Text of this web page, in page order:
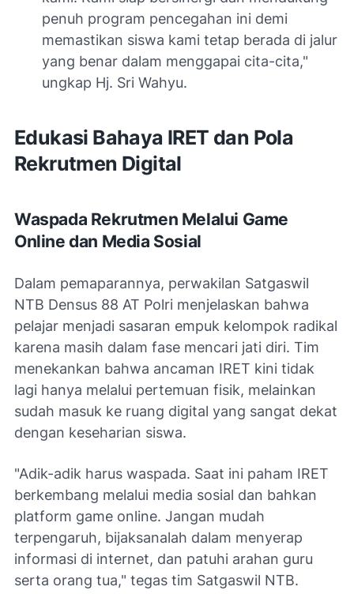
penuh program pencegahan ini demi
memastikan siswa kami tetap berada di jalur
yang benar dalam menggapai cita-cita,"
ungkap Hj. Sri Wahyu.
Edukasi Bahaya IRET dan Pola
Rekrutmen Digital
Waspada Rekrutmen Melalui Game
Online dan Media Sosial
Dalam pemaparannya, perwakilan Satgaswil
NTB Densus 88 AT Polri menjelaskan bahwa
pelajar menjadi sasaran empuk kelompok radikal
karena masih dalam fase mencari jati diri. Tim
menekankan bahwa ancaman IRET kini tidak
lagi hanya melalui pertemuan fisik, melainkan
sudah masuk ke ruang digital yang sangat dekat
dengan keseharian siswa.
"Adik-adik harus waspada. Saat ini paham IRET
berkembang melalui media sosial dan bahkan
platform game online. Jangan mudah
terpengaruh, bijaksanalah dalam menyerap
informasi di internet, dan patuhi arahan guru
serta orang tua," tegas tim Satgaswil NTB.